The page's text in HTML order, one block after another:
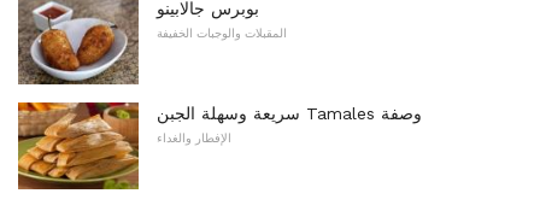
بوبرس جالابينو
المقبلات والوجبات الخفيفة
سريعة وسهلة الجبن Tamales وصفة
الإفطار والغداء